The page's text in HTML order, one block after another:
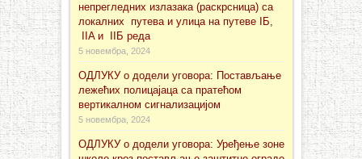
непрегледних излазака (раскрсница) са
локалних путева и улица на путеве IБ,
IIA и IIБ реда
5 новембра, 2024
ОДЛУКУ о додели уговора: Постављање
лежећих полицајаца са пратећом
вертикалном сигнализацијом
5 новембра, 2024
ОДЛУКУ о додели уговора: Уређење зоне